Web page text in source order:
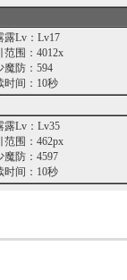
露Lv：Lv17
范围：4012x
魔防：594
时间：10秒
露Lv：Lv35
范围：462px
魔防：4597
时间：10秒